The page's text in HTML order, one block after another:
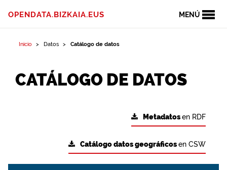
MENÚ
OPENDATA.BIZKAIA.EUS
Inicio Datos Catálogo de datos
CATÁLOGO DE DATOS
Metadatosen RDF
Catálogo datos geográficosen CSW